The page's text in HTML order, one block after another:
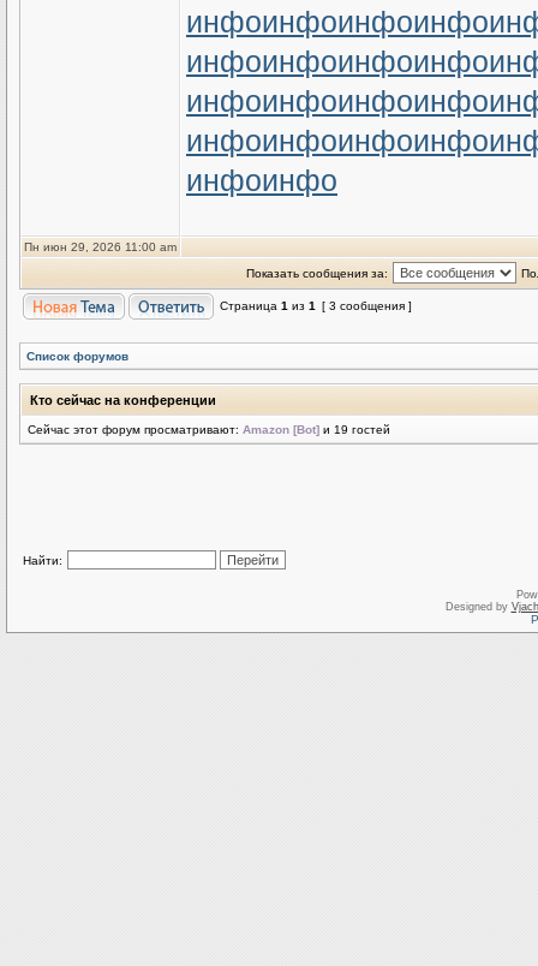
инфоинфоинфоинфо
инфоинфоинфоинфо
инфоинфоинфоинфо
инфоинфоинфоинфо
инфоинфо
Пн июн 29, 2026 11:00 am
Показать сообщения за:
Страница 1 из 1 [ 3 сообщения ]
Список форумов
Кто сейчас на конференции
Сейчас этот форум просматривают: Amazon [Bot] и 19 гостей
Найти:
Designed by